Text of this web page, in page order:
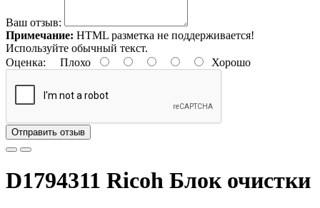
Ваш отзыв:
Примечание: HTML разметка не поддерживается!
Используйте обычный текст.
Оценка: Плохо Хорошо
Отправить отзыв
D1794311 Ricoh Блок очистки